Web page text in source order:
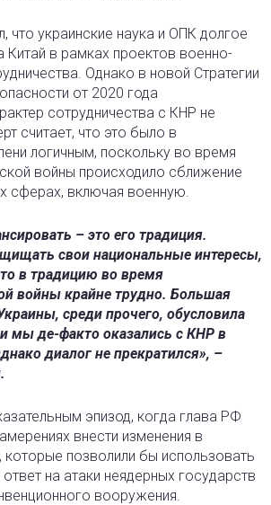
что украинские наука и ОПК долгое
Китай в рамках проектов военно-
Однако в новой Стратегии
от 2020 года
сотрудничества с КНР не
считает, что это было в
логичным, поскольку во время
войны происходило сближение
сферах, включая военную.
– это его традиция.
свои национальные интересы,
в традицию во время
войны крайне трудно. Большая
среди прочего, обусловила
мы де-факто оказались с КНР в
диалог не прекратился», –
эпизод, когда глава РФ
внести изменения в
которые позволили бы использовать
на атаки неядерных государств
вооружения.